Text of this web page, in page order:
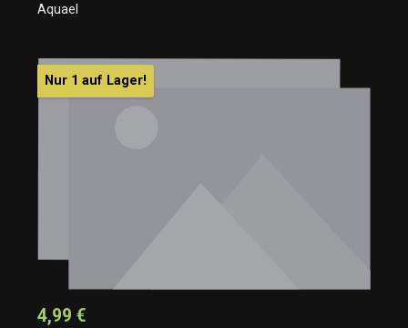
Aquael
Bildergalerie überspringen
Nur 1 auf Lager!
4,99 €